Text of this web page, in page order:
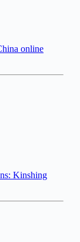
online
Kinshing